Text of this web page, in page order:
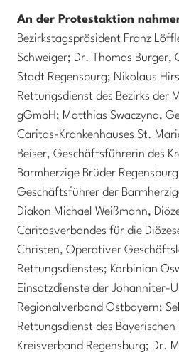
An der Protestaktion
Bezirkstagspräsident Franz
Schweiger; Dr. Thomas Burger,
Stadt Regensburg; Nikolaus
Rettungsdienst des Bezirks der
gGmbH; Matthias Swaczyna,
Caritas-Krankenhauses St.
Beiser, Geschäftsführerin des
Barmherzige Brüder
Geschäftsführer der
Diakon Michael Weißmann,
Caritasverbandes für die
Christen, Operativer
Rettungsdienstes; Korbinian
Einsatzdienste der Johanniter-
Regionalverband Ostbayern;
Rettungsdienst des Bayerischen
Kreisverband Regensburg; Dr.